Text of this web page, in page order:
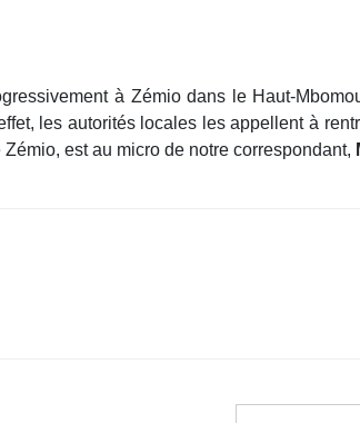
à Zémio dans le Haut-
les autorités locales les appellent à
est au micro de notre correspondant,